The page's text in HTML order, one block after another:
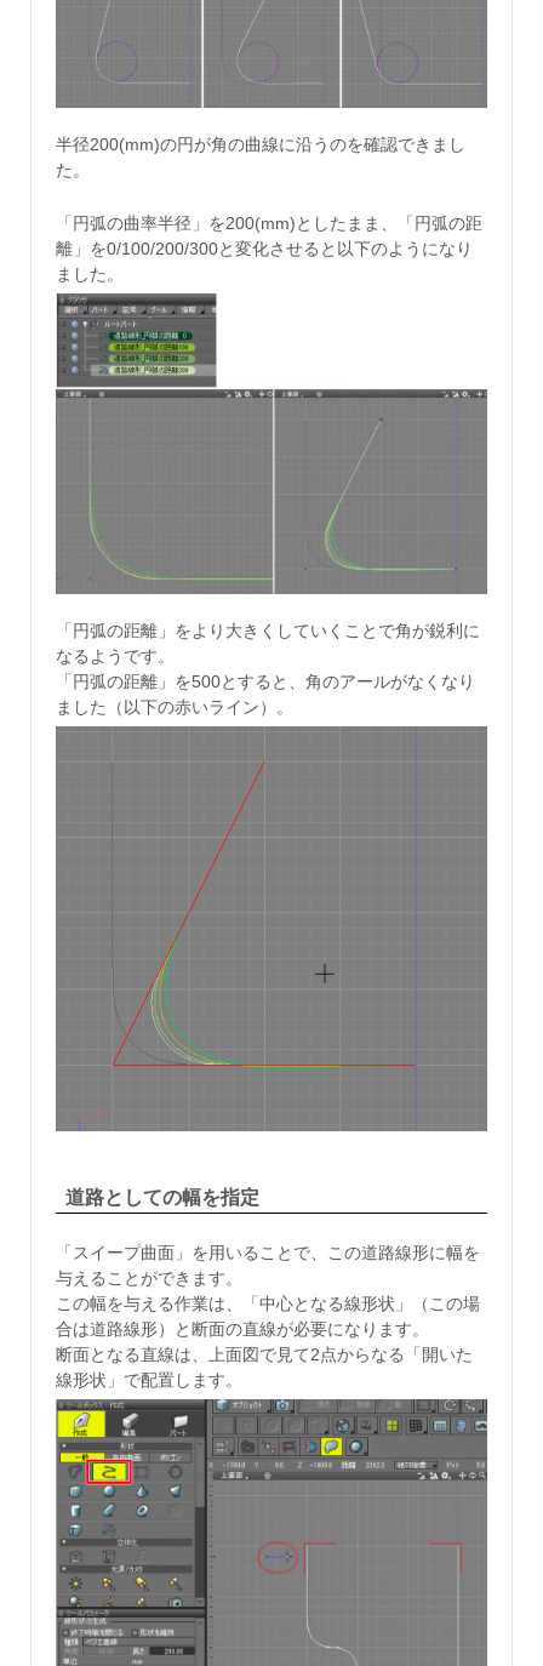
半径200(mm)の円が角の曲線に沿うのを確認できまし
た。
「円弧の曲率半径」を200(mm)としたまま、「円弧の距
離」を0/100/200/300と変化させると以下のようになり
ました。
「円弧の距離」をより大きくしていくことで角が鋭利に
なるようです。
「円弧の距離」を500とすると、角のアールがなくなり
ました（以下の赤いライン）。
道路としての幅を指定
「スイープ曲面」を用いることで、この道路線形に幅を
与えることができます。
この幅を与える作業は、「中心となる線形状」（この場
合は道路線形）と断面の直線が必要になります。
断面となる直線は、上面図で見て2点からなる「開いた
線形状」で配置します。